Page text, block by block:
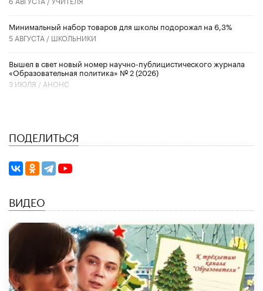
Минимальный набор товаров для школы подорожал на 6,3%
5 АВГУСТА / ШКОЛЬНИКИ
Вышел в свет новый номер научно-публицистического журнала
«Образовательная политика» № 2 (2026)
3 ИЮЛЯ / АНОНС
ПОДЕЛИТЬСЯ
ВИДЕО